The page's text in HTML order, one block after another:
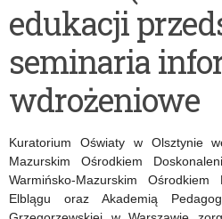
edukacji
seminaria
wdrożeniowe
Kuratorium Oświaty w Olsztynie
Mazurskim Ośrodkiem
Warmińsko-Mazurskim
Elblągu oraz Akademią
Dyrektorów
Ośrodka
Rozwoju
Edukacji
ADORE
2026
Ministrów
otrzymali
dyplomy